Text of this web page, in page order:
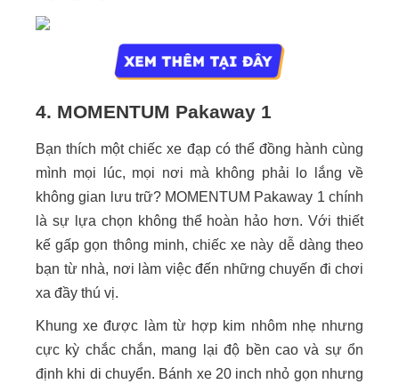
4. MOMENTUM Pakaway 1
Bạn thích một chiếc xe đạp có thể đồng hành cùng
mình mọi lúc, mọi nơi mà không phải lo lắng về
không gian lưu trữ? MOMENTUM Pakaway 1 chính
là sự lựa chọn không thể hoàn hảo hơn. Với thiết
kế gấp gọn thông minh, chiếc xe này dễ dàng theo
bạn từ nhà, nơi làm việc đến những chuyến đi chơi
xa đầy thú vị.
Khung xe được làm từ hợp kim nhôm nhẹ nhưng
cực kỳ chắc chắn, mang lại độ bền cao và sự ổn
định khi di chuyển. Bánh xe 20 inch nhỏ gọn nhưng